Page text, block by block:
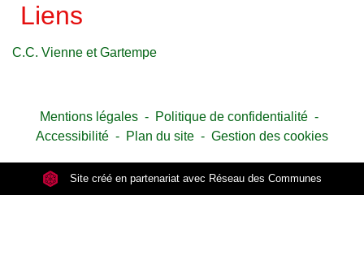
Liens
C.C. Vienne et Gartempe
Mentions légales - Politique de confidentialité -
Accessibilité - Plan du site - Gestion des cookies
Site créé en partenariat avec Réseau des Communes